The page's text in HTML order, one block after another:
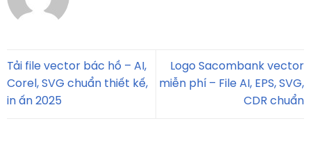
Tải file vector bác hồ – AI,
Corel, SVG chuẩn thiết kế,
in ấn 2025
Logo Sacombank vector
miễn phí – File AI, EPS, SVG,
CDR chuẩn